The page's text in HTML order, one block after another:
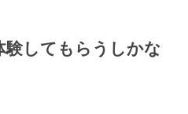
験してもらうしかな